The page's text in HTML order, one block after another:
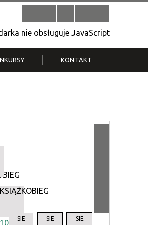
nie obsługuje JavaScript
KONTAKT
KSIĄŻKOBIEG
10:00SIE SIE SIE